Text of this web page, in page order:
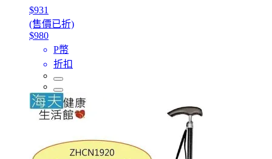
$931
(售價已折)
$980
P幣
折扣